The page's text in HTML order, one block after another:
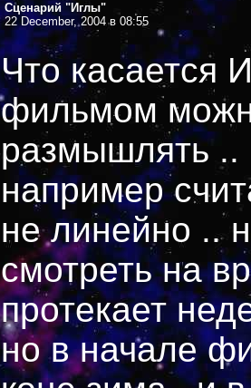
Сценарий "Иглы"
22 December, 2004 в 08:55
Что касается
фильмом
размышлять ..
например
не линейно ..
смотреть на
протекает
но в начале